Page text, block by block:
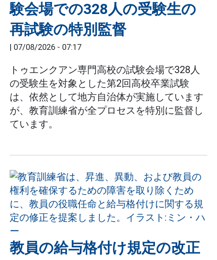
験会場での328人の受験生の
再試験の特別監督
| 07/08/2026 - 07:17
トゥエンクアン専門高校の試験会場で328人
の受験生を対象とした第2回高校卒業試験
は、依然として地方自治体が実施しています
が、教育訓練省が全プロセスを特別に監督し
ています。
教員の給与格付け規定の改正